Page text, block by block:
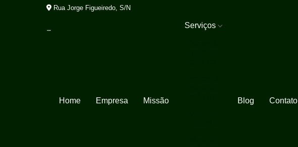
Rua Jorge Figueiredo, S/N
Home Empresa Missão
Serviços
Blog Contato